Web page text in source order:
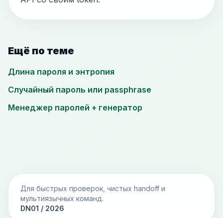
Ещё по теме
Длина пароля и энтропия
Случайный пароль или passphrase
Менеджер паролей + генератор
Для быстрых проверок, чистых handoff и
мультиязычных команд.
DN01 / 2026